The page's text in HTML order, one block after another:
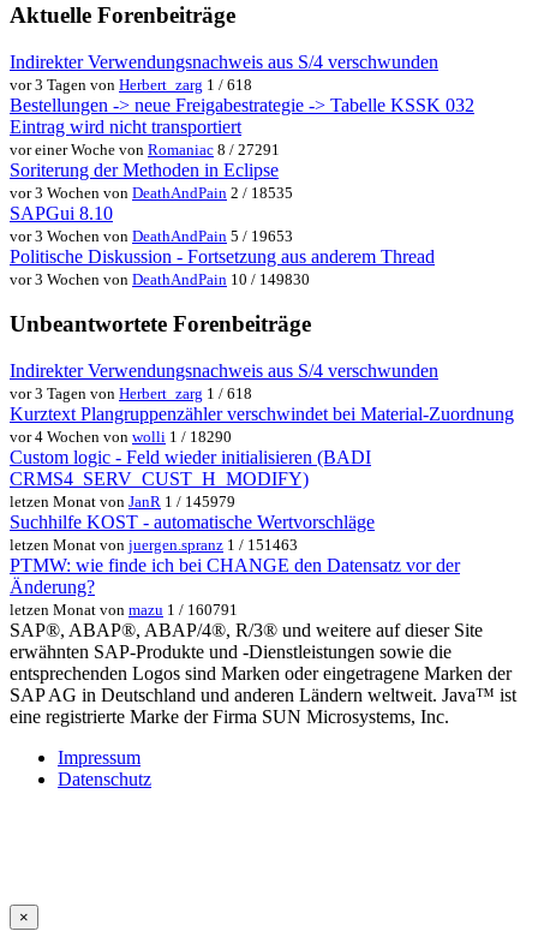
Aktuelle Forenbeiträge
Indirekter Verwendungsnachweis aus S/4 verschwunden
vor 3 Tagen von Herbert_zarg 1 / 618
Bestellungen -> neue Freigabestrategie -> Tabelle KSSK 032
Eintrag wird nicht transportiert
vor einer Woche von Romaniac 8 / 27291
Soriterung der Methoden in Eclipse
vor 3 Wochen von DeathAndPain 2 / 18535
SAPGui 8.10
vor 3 Wochen von DeathAndPain 5 / 19653
Politische Diskussion - Fortsetzung aus anderem Thread
vor 3 Wochen von DeathAndPain 10 / 149830
Unbeantwortete Forenbeiträge
Indirekter Verwendungsnachweis aus S/4 verschwunden
vor 3 Tagen von Herbert_zarg 1 / 618
Kurztext Plangruppenzähler verschwindet bei Material-Zuordnung
vor 4 Wochen von wolli 1 / 18290
Custom logic - Feld wieder initialisieren (BADI
CRMS4_SERV_CUST_H_MODIFY)
letzen Monat von JanR 1 / 145979
Suchhilfe KOST - automatische Wertvorschläge
letzen Monat von juergen.spranz 1 / 151463
PTMW: wie finde ich bei CHANGE den Datensatz vor der
Änderung?
letzen Monat von mazu 1 / 160791
SAP®, ABAP®, ABAP/4®, R/3® und weitere auf dieser Site
erwähnten SAP-Produkte und -Dienstleistungen sowie die
entsprechenden Logos sind Marken oder eingetragene Marken der
SAP AG in Deutschland und anderen Ländern weltweit. Java™ ist
eine registrierte Marke der Firma SUN Microsystems, Inc.
Impressum
Datenschutz
×